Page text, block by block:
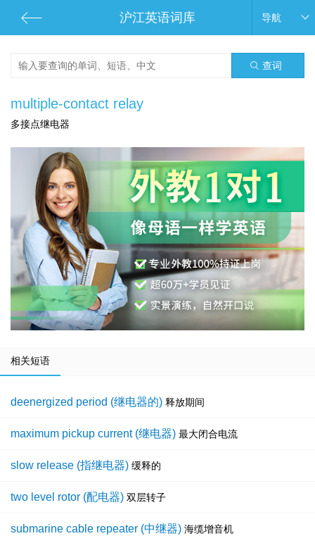
沪江英语词库 导航
查词
multiple-contact relay
多接点继电器
相关短语
deenergized period (继电器的) 释放期间
maximum pickup current (继电器) 最大闭合电流
slow release (指继电器) 缓释的
two level rotor (配电器) 双层转子
submarine cable repeater (中继器) 海缆增音机